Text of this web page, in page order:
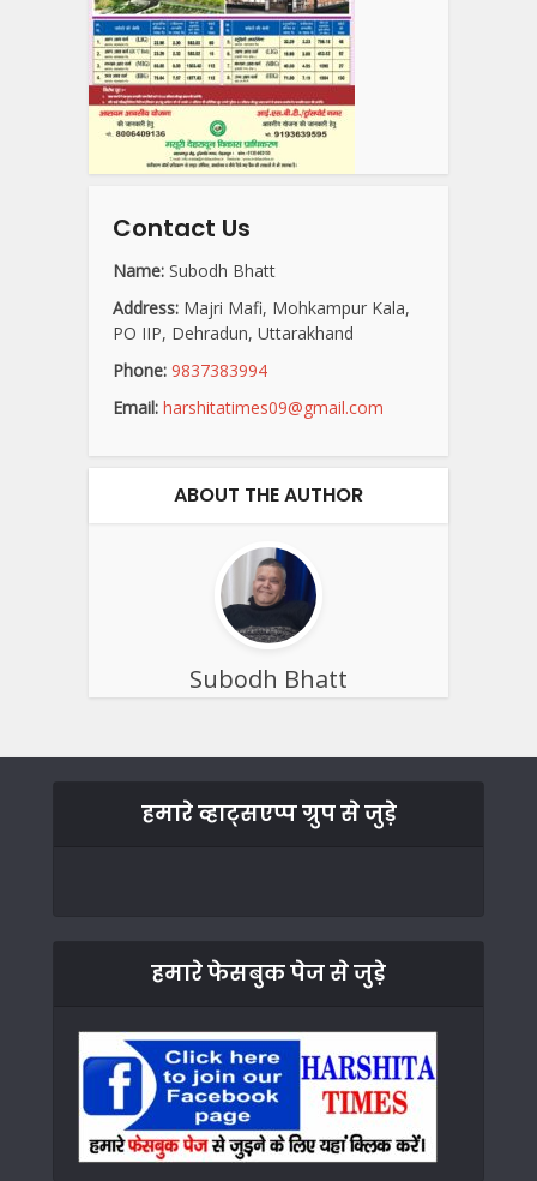
Contact Us
Name: Subodh Bhatt
Address: Majri Mafi, Mohkampur Kala,
PO IIP, Dehradun, Uttarakhand
Phone: 9837383994
Email: harshitatimes09@gmail.com
ABOUT THE AUTHOR
Subodh Bhatt
हमारे व्हाट्सएप्प ग्रुप से जुड़े
हमारे फेसबुक पेज से जुड़े